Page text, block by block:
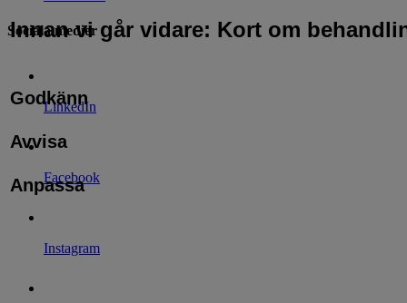
Innan vi går vidare: Kort om
Anpassa
Avvisa
Godkänn
Sociala medier
LinkedIn
Facebook
Instagram